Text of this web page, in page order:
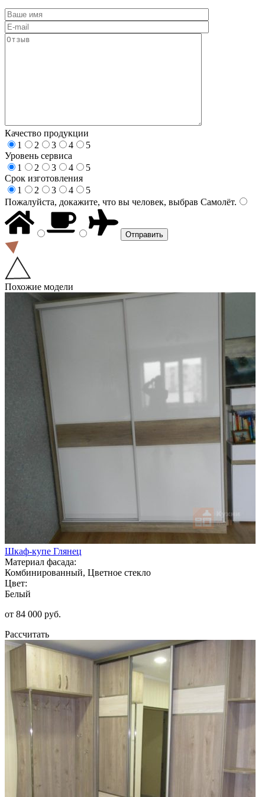
Качество продукции
1
2 3 4
5
Уровень сервиса
1
2 3 4
5
Срок изготовления
1
2 3 4
5
Пожалуйста, докажите, что вы человек, выбрав Самолёт.
Похожие модели
Шкаф-купе Глянец
Материал фасада:
Комбинированный, Цветное стекло
Цвет:
Белый
от 84 000 руб.
Рассчитать